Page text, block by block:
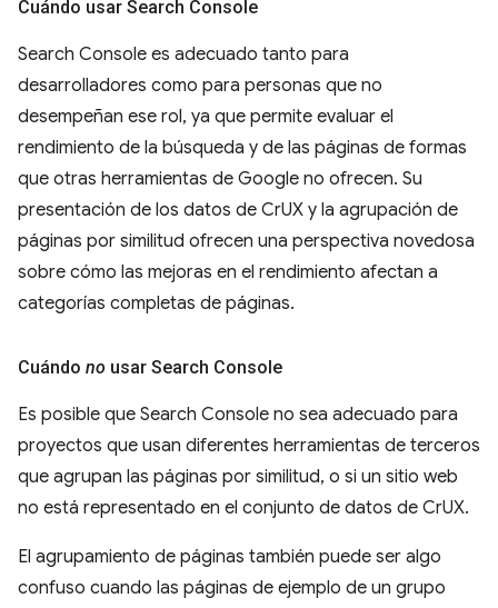
Cuándo usar Search Console
Search Console es adecuado tanto para
desarrolladores como para personas que no
desempeñan ese rol, ya que permite evaluar el
rendimiento de la búsqueda y de las páginas de formas
que otras herramientas de Google no ofrecen. Su
presentación de los datos de CrUX y la agrupación de
páginas por similitud ofrecen una perspectiva novedosa
sobre cómo las mejoras en el rendimiento afectan a
categorías completas de páginas.
Cuándo no usar Search Console
Es posible que Search Console no sea adecuado para
proyectos que usan diferentes herramientas de terceros
que agrupan las páginas por similitud, o si un sitio web
no está representado en el conjunto de datos de CrUX.
El agrupamiento de páginas también puede ser algo
confuso cuando las páginas de ejemplo de un grupo